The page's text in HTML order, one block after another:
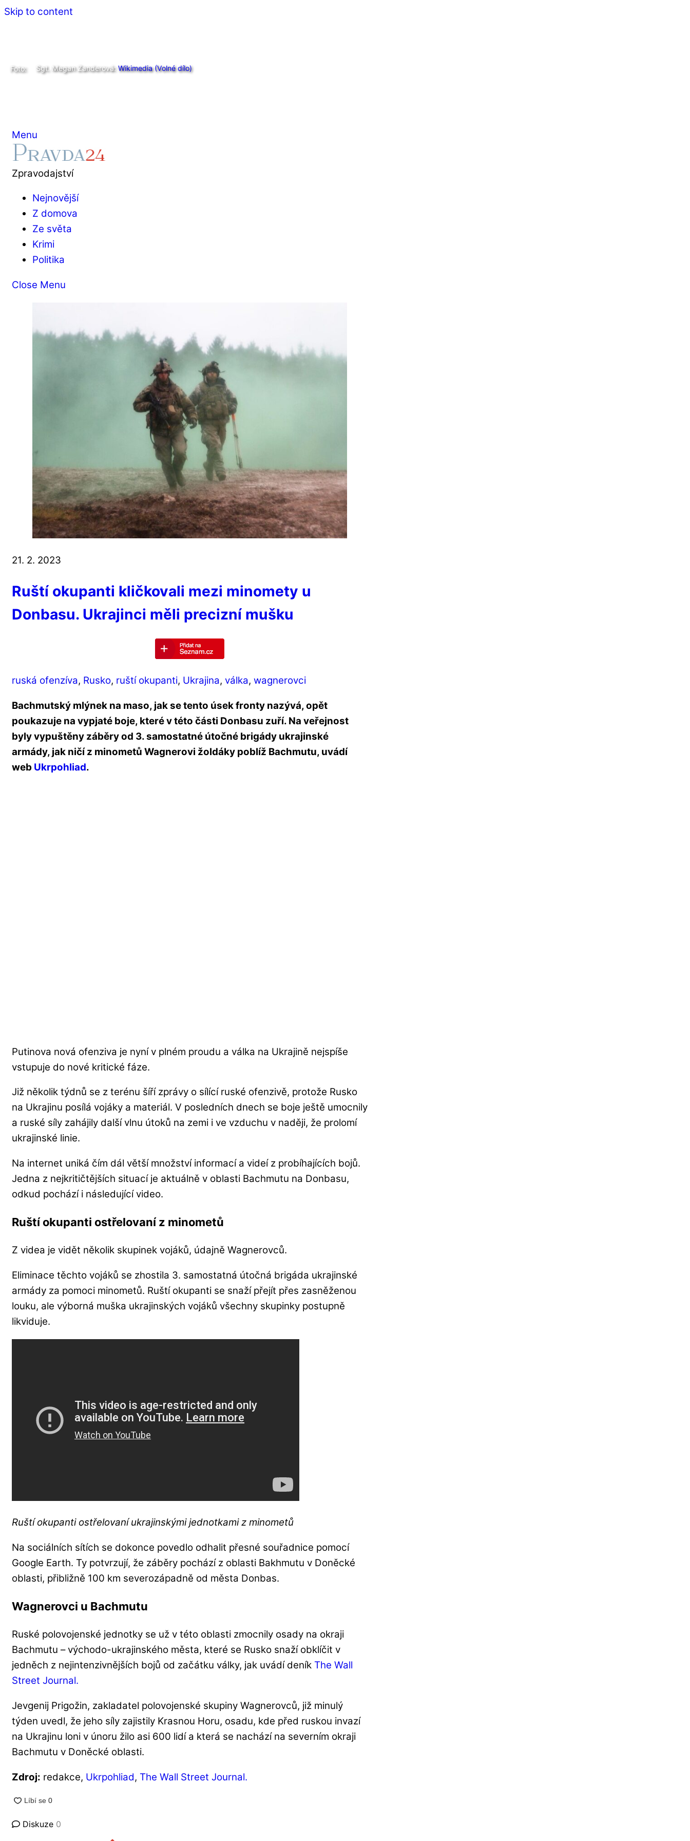
Skip to content
Menu
Zpravodajství
Nejnovější
Z domova
Ze světa
Krimi
Politika
Close Menu
21. 2. 2023
Ruští okupanti kličkovali mezi minomety u
Donbasu. Ukrajinci měli precizní mušku
ruská ofenzíva, Rusko, ruští okupanti, Ukrajina, válka, wagnerovci
Bachmutský mlýnek na maso, jak se tento úsek fronty nazývá, opět
poukazuje na vypjaté boje, které v této části Donbasu zuří. Na veřejnost
byly vypuštěny záběry od 3. samostatné útočné brigády ukrajinské
armády, jak ničí z minometů Wagnerovi žoldáky poblíž Bachmutu, uvádí
web Ukrpohliad.
Putinova nová ofenziva je nyní v plném proudu a válka na Ukrajině nejspíše
vstupuje do nové kritické fáze.
Již několik týdnů se z terénu šíří zprávy o sílící ruské ofenzivě, protože Rusko
na Ukrajinu posílá vojáky a materiál. V posledních dnech se boje ještě umocnily
a ruské síly zahájily další vlnu útoků na zemi i ve vzduchu v naději, že prolomí
ukrajinské linie.
Na internet uniká čím dál větší množství informací a videí z probíhajících bojů.
Jedna z nejkritičtějších situací je aktuálně v oblasti Bachmutu na Donbasu,
odkud pochází i následující video.
Ruští okupanti ostřelovaní z minometů
Z videa je vidět několik skupinek vojáků, údajně Wagnerovců.
Eliminace těchto vojáků se zhostila 3. samostatná útočná brigáda ukrajinské
armády za pomoci minometů. Ruští okupanti se snaží přejít přes zasněženou
louku, ale výborná muška ukrajinských vojáků všechny skupinky postupně
likviduje.
Ruští okupanti ostřelovaní ukrajinskými jednotkami z minometů
Na sociálních sítích se dokonce povedlo odhalit přesné souřadnice pomocí
Google Earth. Ty potvrzují, že záběry pochází z oblasti Bakhmutu v Doněcké
oblasti, přibližně 100 km severozápadně od města Donbas.
Wagnerovci u Bachmutu
Ruské polovojenské jednotky se už v této oblasti zmocnily osady na okraji
Bachmutu – východo-ukrajinského města, které se Rusko snaží obklíčit v
jedněch z nejintenzivnějších bojů od začátku války, jak uvádí deník The Wall
Street Journal.
Jevgenij Prigožin, zakladatel polovojenské skupiny Wagnerovců, již minulý
týden uvedl, že jeho síly zajistily Krasnou Horu, osadu, kde před ruskou invazí
na Ukrajinu loni v únoru žilo asi 600 lidí a která se nachází na severním okraji
Bachmutu v Doněcké oblasti.
Zdroj: redakce, Ukrpohliad, The Wall Street Journal.
Diskuze 0
Sgt. Megan Zanderová:Wikimedia (Volné dílo)
Foto: